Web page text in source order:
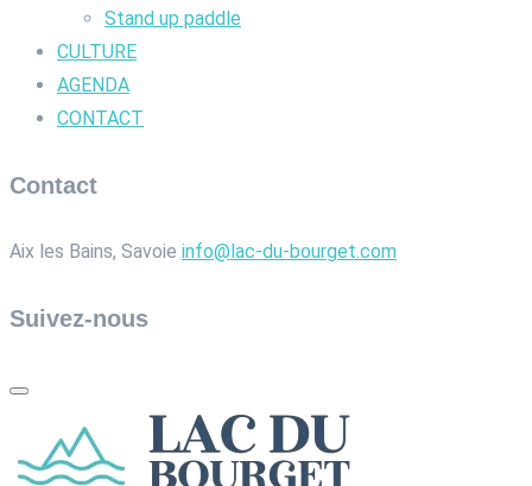
Stand up paddle
CULTURE
AGENDA
CONTACT
Contact
Aix les Bains, Savoie info@lac-du-bourget.com
Suivez-nous